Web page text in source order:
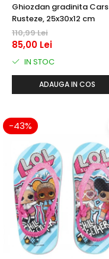
Ghiozdan gradinita Cars
Rusteze, 25x30x12 cm
110,99 Lei
85,00 Lei
IN STOC
ADAUGA IN COS
-43%